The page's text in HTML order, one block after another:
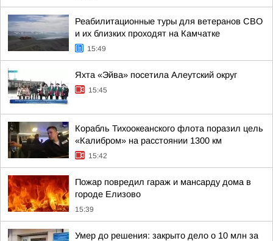
Реабилитационные туры для ветеранов СВО
и их близких проходят на Камчатке
15:49
Яхта «Эйва» посетила Алеутский округ
15:45
Корабль Тихоокеанского флота поразил цель
«Калибром» на расстоянии 1300 км
15:42
Пожар повредил гараж и мансарду дома в
городе Елизово
15:39
Умер до решения: закрыто дело о 10 млн за